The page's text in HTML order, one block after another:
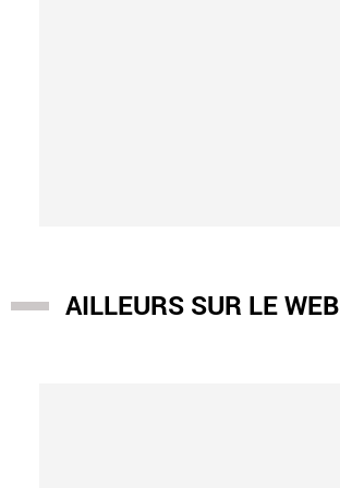
AILLEURS SUR LE WEB